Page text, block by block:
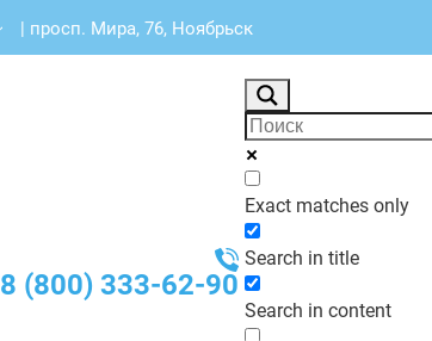
| просп. Мира, 76, Ноябрьск
8 (800) 333-62-90
Exact matches only
Search in title
Search in content